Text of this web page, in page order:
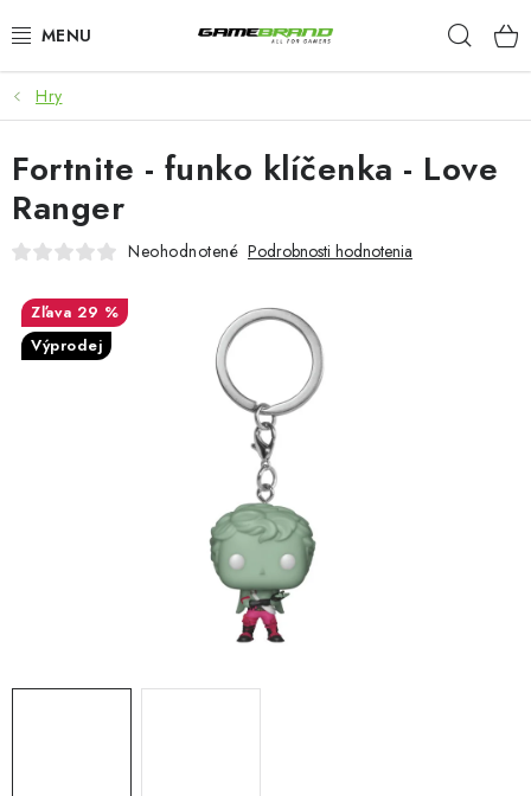
na
KATEGORIE
FILMY A SERIÁLY
HRY
PŘEDOBJEDNÁVKY
Doprava a platba
Hry
Fortnite - funko klíčenka - Love
Ranger
Neohodnotené Podrobnosti hodnotenia
29 %
Výprodej